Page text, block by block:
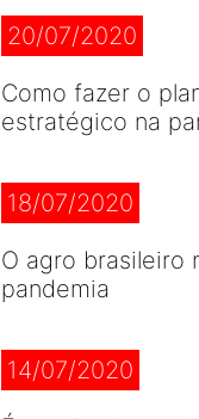
20/07/2020
Como fazer o
estratégico na
18/07/2020
O agro brasileiro
pandemia
14/07/2020